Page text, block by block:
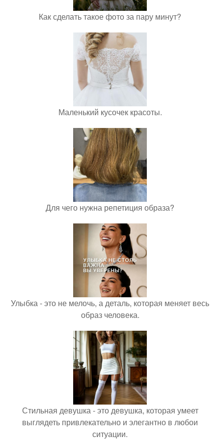
Как сделать такое фото за пару минут?
Маленький кусочек красоты.
Для чего нужна репетиция образа?
Улыбка - это не мелочь, а деталь, которая меняет весь
образ человека.
Стильная девушка - это девушка, которая умеет
выглядеть привлекательно и элегантно в любои
ситуации.